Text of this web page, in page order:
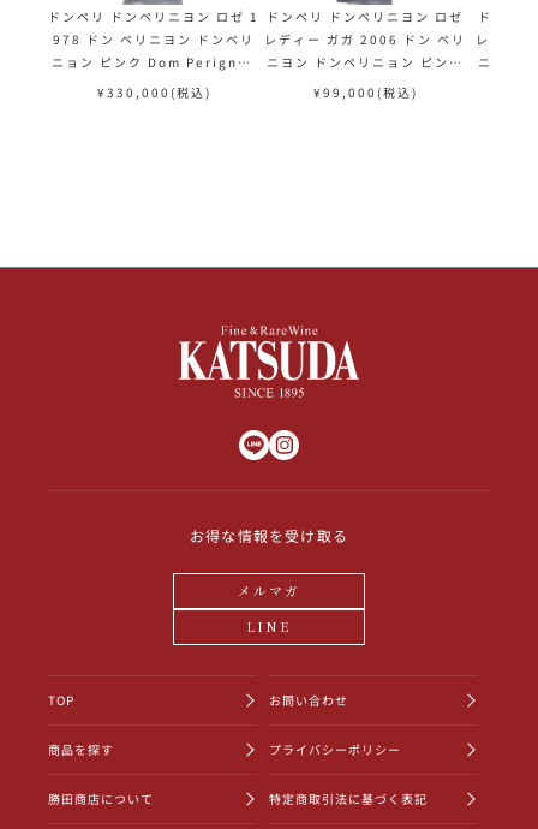
ドンペリ ドンペリニヨン ロゼ 1
978 ドン ペリニヨン ドンペリ
ニョン ピンク Dom Perignon
Rose フランス シャンパン シャ
¥ 330,000 (税込)
ドンペリ ドンペリニヨン ロゼ
レディー ガガ 2006 ドン ペリ
ニヨン ドンペリニョン ピンク
Dom Perignon Rose Lady G
¥ 99,000 (税込)
ドンペ
レディ
ニヨン
お得な情報を受け取る
メルマガ
LINE
TOP
商品を探す
勝田商店について
お問い合わせ
プライバシーポリシー
特定商取引法に基づく表記